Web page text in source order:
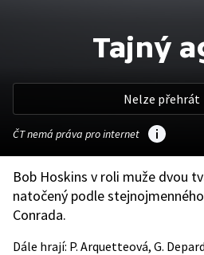
Tajný
Nelze přehrát
ČT nemá práva pro internet
Bob Hoskins v roli muže dvou
natočený podle
Conrada.
Dále hrají: P. Arquetteová, G.